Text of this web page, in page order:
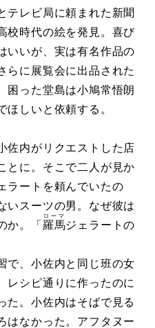
テレビ局に頼まれた新聞
校時代の絵を発見。喜び
いいが、実は有名作品の
らに展覧会に出品された
困った堂島は小鳩常悟朗
ほしいと依頼する。
内がリクエストした店
とに。そこで二人が見か
ラートを頼んでいたの
いスーツの男。なぜ彼は
か。「 羅馬
ローマ
ジェラートの
、小佐内と同じ班の女
レシピ通りに作ったのに
た。小佐内はそばで見る
はなかった。アフタヌー